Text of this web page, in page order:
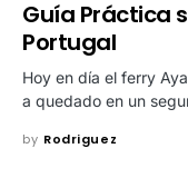
Guía Práctica
Portugal
Hoy en día el ferry
a quedado en un
by Rodriguez